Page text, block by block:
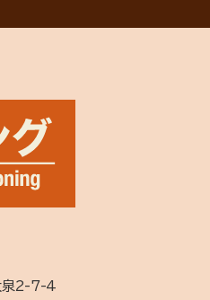
泉2-7-4